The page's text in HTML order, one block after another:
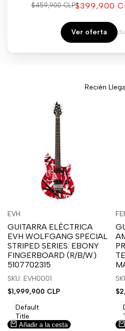
Precio
$459,900 CLPPrecio
venta
$399,900
Ver oferta
Recién
sesión
para
usar
la
lista
deseos.
para
usar
Compare
Proveedor:
EVH
GUITARRA ELÉCTRICA
EVH WOLFGANG SPECIAL
STRIPED SERIES: EBONY
FINGERBOARD (R/B/W)
5107702315
SKU: EVH0001
Precio
venta
$1,999,900 CLP
Default
Title
Añadir a la cesta